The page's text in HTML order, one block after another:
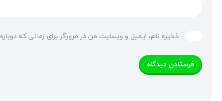
ذخیره نام، ایمیل و وبسایت من در مرورگر برای زمانی که